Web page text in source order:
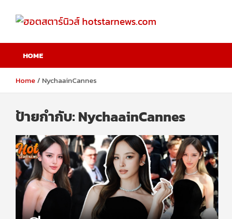
content
ฮอตสตาร์นิวส์
hotstarnews.com
HOME
Home NychaainCannes
ป้ายกำกับ:NychaainCannes